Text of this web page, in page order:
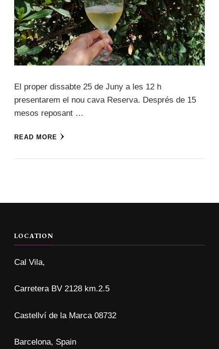
El proper dissabte 25 de Juny a les 12 h
presentarem el nou cava Reserva. Després de 15
mesos reposant …
READ MORE
LOCATION
Cal Vila,
Carretera BV 2128 km.2.5
Castellví de la Marca 08732
Barcelona, Spain